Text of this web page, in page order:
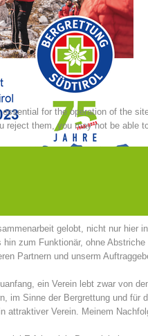
gelobt, nicht nur hier
zum Funktionär, ohne
Partnern und unserm
ein Verein lebt zwar von
im Sinne der Bergrettung und
attraktiver Verein. Meinem
for the operation of the
reject them, you may not be able